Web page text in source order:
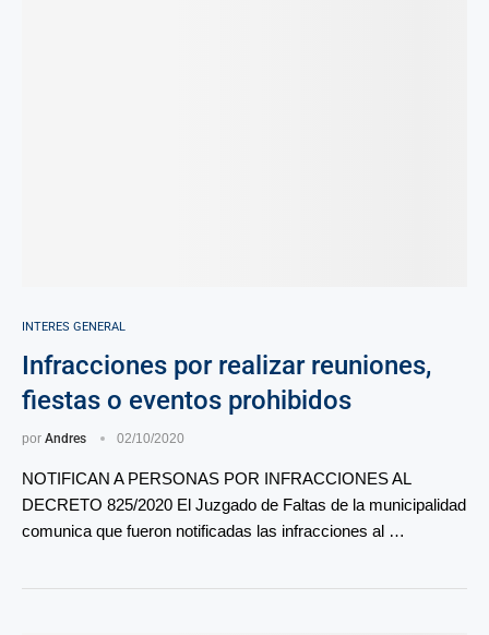
INTERES GENERAL
Infracciones por realizar reuniones,
fiestas o eventos prohibidos
por Andres 02/10/2020
NOTIFICAN A PERSONAS POR INFRACCIONES AL
DECRETO 825/2020 El Juzgado de Faltas de la municipalidad
comunica que fueron notificadas las infracciones al …